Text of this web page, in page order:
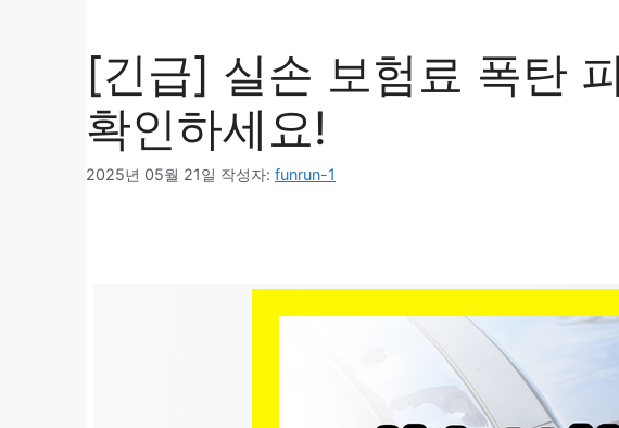
[긴급] 실손 보험료 폭탄
확인하세요!
2025년 05월 21일 작성자: funrun-1